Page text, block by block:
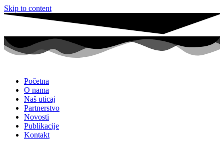
Skip to content
Početna
O nama
Naš uticaj
Partnerstvo
Novosti
Publikacije
Kontakt